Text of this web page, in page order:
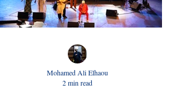
Mohamed Ali Elhaou
2 min read